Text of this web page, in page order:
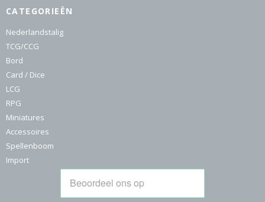
CATEGORIEËN
Nederlandstalig
TCG/CCG
Bord
Card / Dice
LCG
RPG
Miniatures
Accessoires
Spellenboom
Import